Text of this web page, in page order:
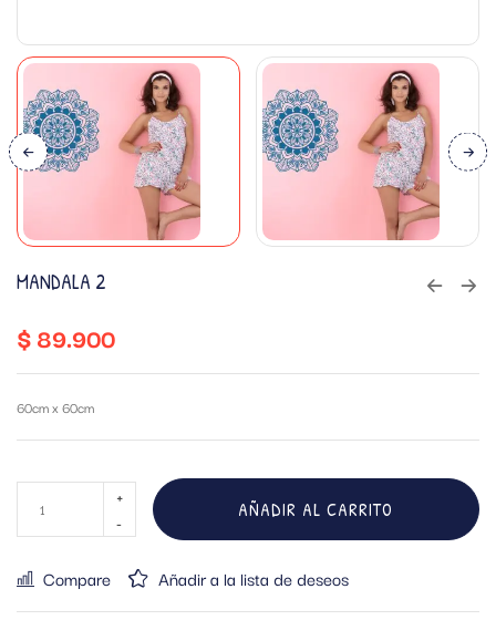
MANDALA 2
$89.900
60cm x 60cm
AÑADIR AL CARRITO
Compare Añadir a la lista de deseos